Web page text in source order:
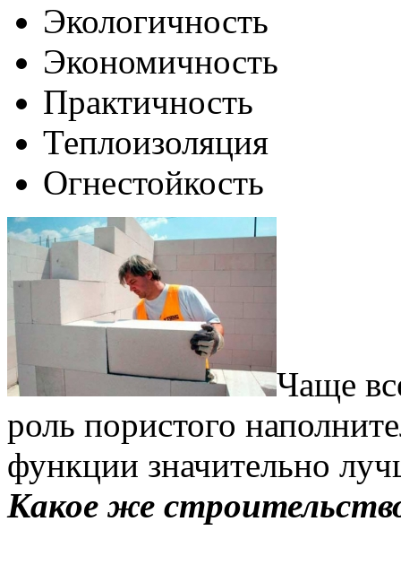
Экологичность
Экономичность
Практичность
Теплоизоляция
Огнестойкость
Чаще
роль пористого
функции значительно
Какое же